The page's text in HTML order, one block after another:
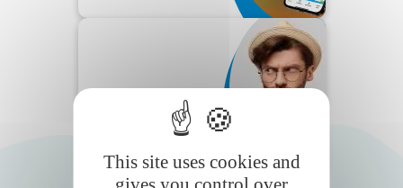
Wohnmobilfahrer
This site uses cookies and